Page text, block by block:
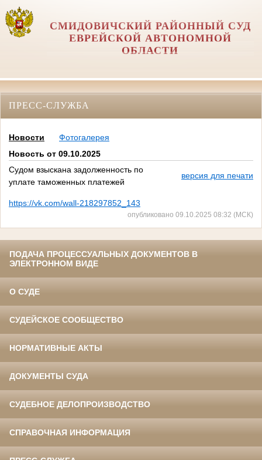
СМИДОВИЧСКИЙ РАЙОННЫЙ СУД
ЕВРЕЙСКОЙ АВТОНОМНОЙ
ОБЛАСТИ
ПРЕСС-СЛУЖБА
Новости
Фотогалерея
Новость от 09.10.2025
Судом взыскана задолженность по
уплате таможенных платежей
версия для печати
https://vk.com/wall-218297852_143
опубликовано 09.10.2025 08:32 (МСК)
ПОДАЧА ПРОЦЕССУАЛЬНЫХ ДОКУМЕНТОВ В
ЭЛЕКТРОННОМ ВИДЕ
О СУДЕ
СУДЕЙСКОЕ СООБЩЕСТВО
НОРМАТИВНЫЕ АКТЫ
ДОКУМЕНТЫ СУДА
СУДЕБНОЕ ДЕЛОПРОИЗВОДСТВО
СПРАВОЧНАЯ ИНФОРМАЦИЯ